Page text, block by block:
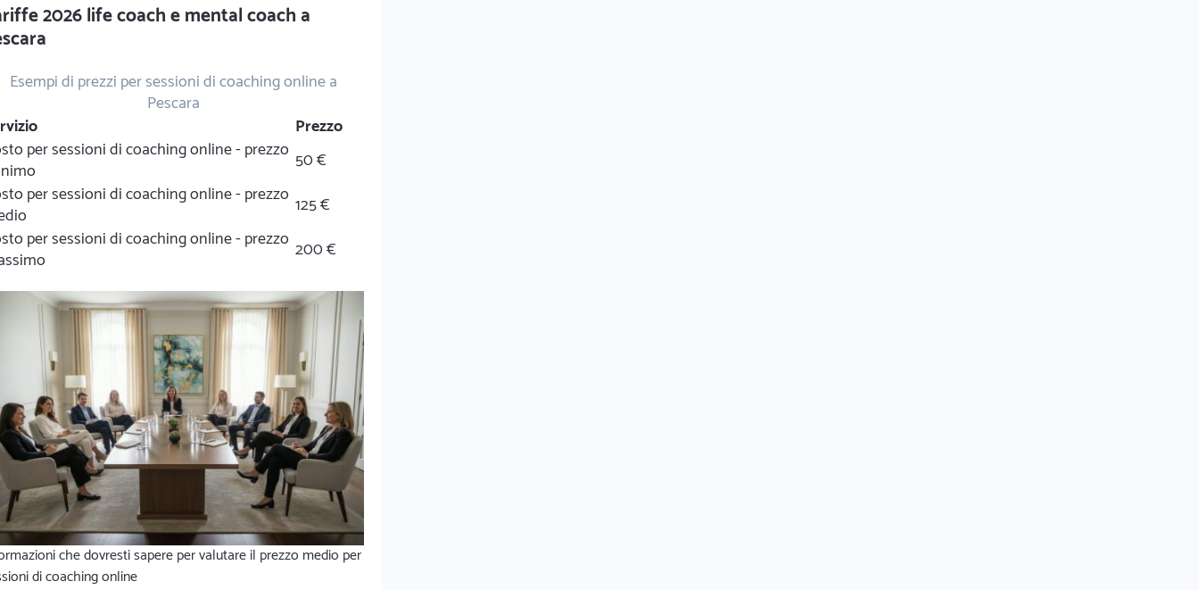
2026 life coach e mental coach a
Esempi di prezzi per sessioni di coaching online a
Pescara
Prezzo
per sessioni di coaching online - prezzo 50 €
per sessioni di coaching online - prezzo 125 €
per sessioni di coaching online - prezzo 200 €
che dovresti sapere per valutare il prezzo medio per
di coaching online